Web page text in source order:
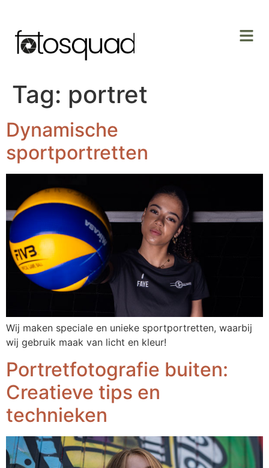
Tag: portret
Dynamische
sportportretten
Wij maken speciale en unieke sportportretten, waarbij
wij gebruik maak van licht en kleur!
Portretfotografie buiten:
Creatieve tips en
technieken